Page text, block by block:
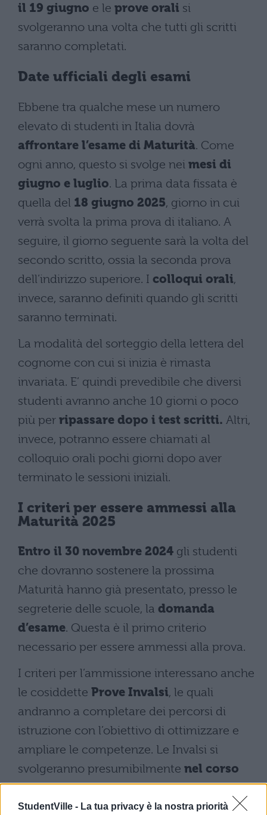
StudentVille - La tua privacy è la nostra priorità
il 19 giugno e le prove orali si
svolgeranno una volta che tutti gli scritti
saranno completati.
Date ufficiali degli esami
Ebbene tra qualche mese un numero
elevato di studenti in Italia dovrà
affrontare l’esame di Maturità. Come
ogni anno, questo si svolge nei mesi di
giugno e luglio. La prima data fissata è
quella del 18 giugno 2025, giorno in cui
verrà svolta la prima prova di italiano. A
seguire, il giorno seguente sarà la volta del
secondo scritto, ossia la seconda prova
dell’indirizzo superiore. I colloqui orali,
invece, saranno definiti quando gli scritti
saranno terminati.
La modalità del sorteggio della lettera del
cognome con cui si inizia è rimasta
invariata. E’ quindi prevedibile che diversi
studenti avranno anche 10 giorni o poco
più per ripassare dopo i test scritti. Altri,
invece, potranno essere chiamati al
colloquio orali pochi giorni dopo aver
terminato le sessioni iniziali.
I criteri per essere ammessi alla
Maturità 2025
Entro il 30 novembre 2024 gli studenti
che dovranno sostenere la prossima
Maturità hanno già presentato, presso le
segreterie delle scuole, la domanda
d’esame. Questa è il primo criterio
necessario per essere ammessi alla prova.
I criteri per l’ammissione interessano anche
le cosiddette Prove Invalsi, le quali
andranno a completare dei percorsi di
istruzione con l’obiettivo di ottimizzare e
ampliare le competenze. Le Invalsi si
svolgeranno presumibilmente nel corso
del mese di marzo 2025e una funzione è
migliorare l’orientamento dello studente.